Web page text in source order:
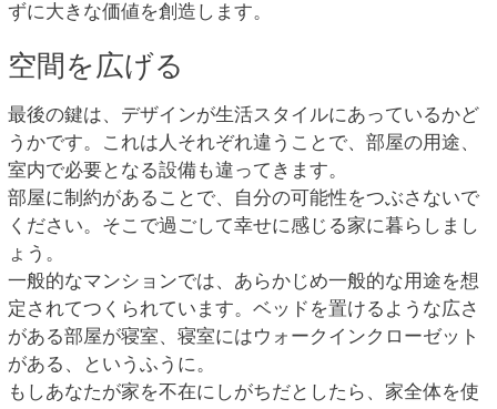
ずに大きな価値を創造します。
空間を広げる
最後の鍵は、デザインが生活スタイルにあっているかど
うかです。これは人それぞれ違うことで、部屋の用途、
室内で必要となる設備も違ってきます。
部屋に制約があることで、自分の可能性をつぶさないで
ください。そこで過ごして幸せに感じる家に暮らしまし
ょう。
一般的なマンションでは、あらかじめ一般的な用途を想
定されてつくられています。ベッドを置けるような広さ
がある部屋が寝室、寝室にはウォークインクローゼット
がある、というふうに。
もしあなたが家を不在にしがちだとしたら、家全体を使